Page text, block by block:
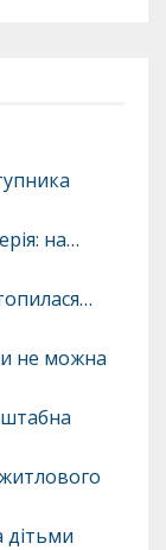
на…
не можна
дітьми